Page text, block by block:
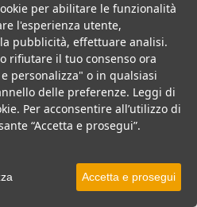
immerso nella natura, con
a famiglie con bambini.
SU MAPPA
per abilitare le funzionalità
l'esperienza utente,
pubblicità, effettuare analisi.
rifiutare il tuo consenso ora
personalizza" o in qualsiasi
delle preferenze. Leggi di
Per acconsentire all’utilizzo di
“Accetta e prosegui”.
Accetta e prosegui